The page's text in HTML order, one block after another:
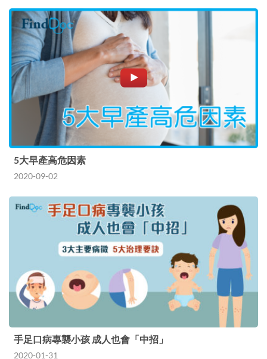
5大早產高危因素
2020-09-02
手足口病專襲小孩 成人也會「中招」
2020-01-31